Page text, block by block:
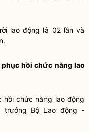
lao động là 02 lần và
hồi chức năng lao
hồi chức năng lao động
trưởng Bộ Lao động -